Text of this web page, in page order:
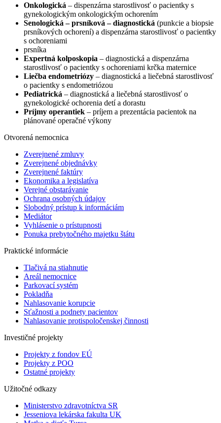
Onkologická – dispenzárna starostlivosť o pacientky s
gynekologickým onkologickým ochorením
Senologická – prsníková – diagnostická (punkcie a biopsie
prsníkových ochorení) a dispenzárna starostlivosť o pacientky
s ochoreniami
prsníka
Expertná kolposkopia – diagnostická a dispenzárna
starostlivosť o pacientky s ochoreniami krčka maternice
Liečba endometriózy – diagnostická a liečebná starostlivosť
o pacientky s endometriózou
Pediatrická – diagnostická a liečebná starostlivosť o
gynekologické ochorenia detí a dorastu
Príjmy operantiek – príjem a prezentácia pacientok na
plánované operačné výkony
Otvorená nemocnica
Zverejnené zmluvy
Zverejnené objednávky
Zverejnené faktúry
Ekonomika a legislatíva
Verejné obstarávanie
Ochrana osobných údajov
Slobodný prístup k informáciám
Mediátor
Vyhlásenie o prístupnosti
Ponuka prebytočného majetku štátu
Praktické informácie
Tlačivá na stiahnutie
Areál nemocnice
Parkovací systém
Pokladňa
Nahlasovanie korupcie
Sťažnosti a podnety pacientov
Nahlasovanie protispoločenskej činnosti
Investičné projekty
Projekty z fondov EÚ
Projekty z POO
Ostatné projekty
Užitočné odkazy
Ministerstvo zdravotníctva SR
Jesseniova lekárska fakulta UK